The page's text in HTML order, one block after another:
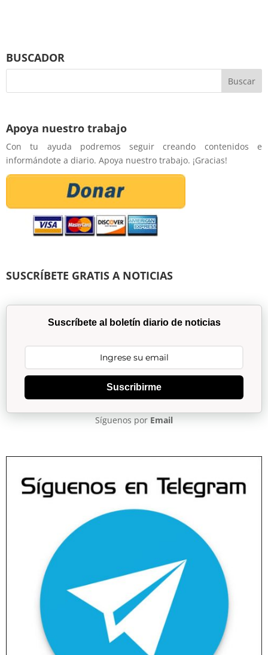
BUSCADOR
Apoya nuestro trabajo
Con tu ayuda podremos seguir creando contenidos e
informándote a diario. Apoya nuestro trabajo. ¡Gracias!
SUSCRÍBETE GRATIS A NOTICIAS
Suscríbete al boletín diario de noticias
Suscribirme
Síguenos por Email